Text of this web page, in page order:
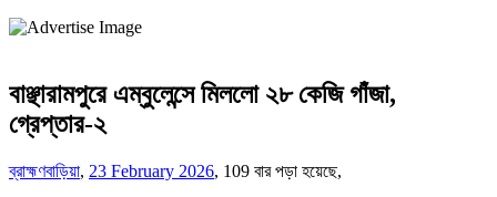
বাঞ্ছারামপুরে এম্বুলেন্সে মিললো ২৮ কেজি গাঁজা,
গ্রেপ্তার-২
ব্রাহ্মণবাড়িয়া, 23 February 2026, 109 বার পড়া হয়েছে,